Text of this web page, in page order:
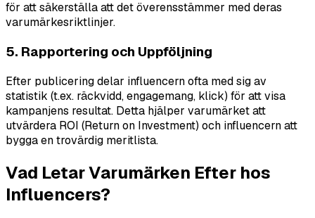
för att säkerställa att det överensstämmer med deras
varumärkesriktlinjer.
5. Rapportering och Uppföljning
Efter publicering delar influencern ofta med sig av
statistik (t.ex. räckvidd, engagemang, klick) för att visa
kampanjens resultat. Detta hjälper varumärket att
utvärdera ROI (Return on Investment) och influencern att
bygga en trovärdig meritlista.
Vad Letar Varumärken Efter hos
Influencers?